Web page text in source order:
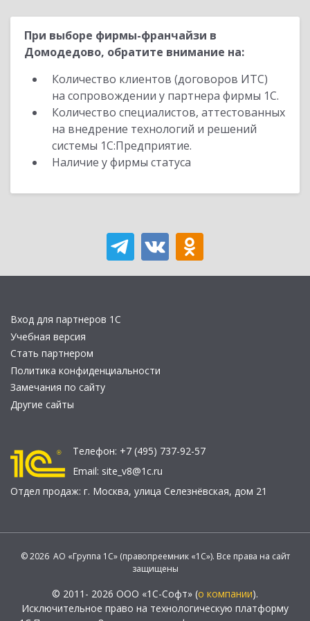
При выборе фирмы-франчайзи в
Домодедово, обратите внимание на:
Количество клиентов (договоров ИТС)
на сопровождении у партнера фирмы 1С.
Количество специалистов, аттестованных
на внедрение технологий и решений
системы 1С:Предприятие.
Наличие у фирмы статуса
Вход для партнеров 1С
Учебная версия
Стать партнером
Политика конфиденциальности
Замечания по сайту
Другие сайты
Телефон: +7 (495) 737-92-57
Email: site_v8@1c.ru
Отдел продаж: г. Москва, улица Селезнёвская, дом 21
© 2026 АО «Группа 1С» (правопреемник «1С»). Все права на сайт
защищены
© 2011- 2026 ООО «1С-Софт» (о компании).
Исключительное право на технологическую платформу